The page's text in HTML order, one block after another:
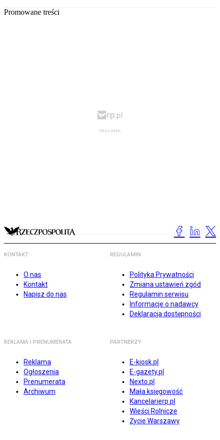
Promowane treści
KONTAKT
O nas
Kontakt
Napisz do nas
REGULAMIN
Polityka Prywatności
Zmiana ustawień zgód
Regulamin serwisu
Informacje o nadawcy
Deklaracja dostępności
REKLAMA I PRENUMERATA
Reklama
Ogłoszenia
Prenumerata
Archiwum
PARTNERZY
E-kiosk.pl
E-gazety.pl
Nexto.pl
Mała księgowość
Kancelarierp.pl
Wieści Rolnicze
Życie Warszawy